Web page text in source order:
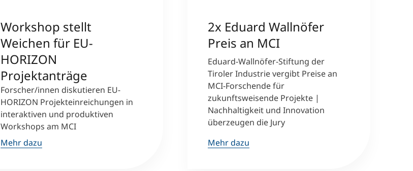
Workshop stellt
Weichen für EU-
HORIZON
Projektanträge
Forscher/innen diskutieren EU-
HORIZON Projekteinreichungen in
interaktiven und produktiven
Workshops am MCI
Mehr dazu
2x Eduard Wallnöfer
Preis an MCI
Eduard-Wallnöfer-Stiftung der
Tiroler Industrie vergibt Preise an
MCI-Forschende für
zukunftsweisende Projekte |
Nachhaltigkeit und Innovation
überzeugen die Jury
Mehr dazu